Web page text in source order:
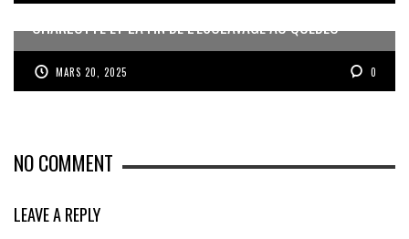
CHARLOTTE ET LA FIN DE L’ESCLAVAGE AU QUÉBEC
MARS 20, 2025 0
NO COMMENT
LEAVE A REPLY